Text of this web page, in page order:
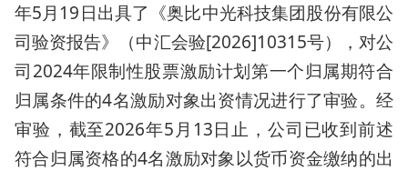
年5月19日出具了《奥比中光科技集团股份有限公
司验资报告》（中汇会验[2026]10315号），对公
司2024年限制性股票激励计划第一个归属期符合
归属条件的4名激励对象出资情况进行了审验。经
审验，截至2026年5月13日止，公司已收到前述
符合归属资格的4名激励对象以货币资金缴纳的出